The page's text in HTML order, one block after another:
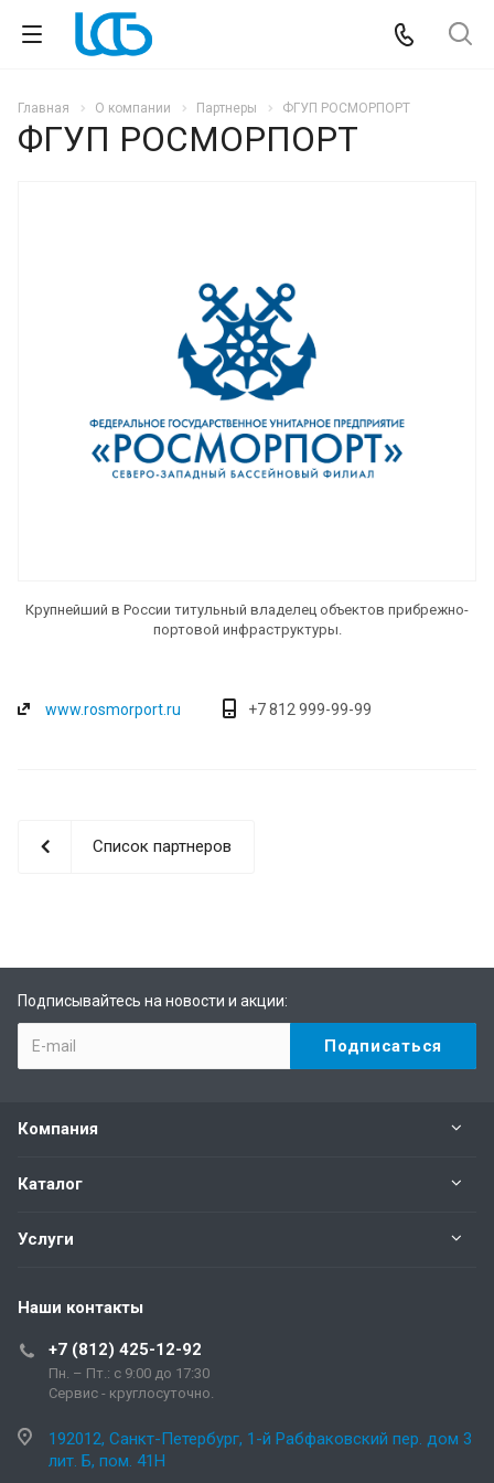
Главная О компании Партнеры ФГУП РОСМОРПОРТ
ФГУП РОСМОРПОРТ
Крупнейший в России титульный владелец объектов прибрежно-
портовой инфраструктуры.
www.rosmorport.ru +7 812 999-99-99
Список партнеров
Подписывайтесь на новости и акции:
Компания
Каталог
Услуги
Наши контакты
+7 (812) 425-12-92
Пн. – Пт.: с 9:00 до 17:30
Сервис - круглосуточно.
192012, Санкт-Петербург, 1-й Рабфаковский пер. дом 3
лит. Б, пом. 41Н